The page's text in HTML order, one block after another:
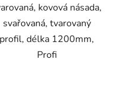
kovová násada,
svařovaná, tvarovaný
profil, délka 1200mm,
Profi